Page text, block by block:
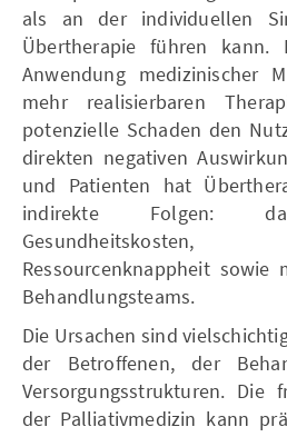
als an der individuellen
Übertherapie führen kann.
Anwendung medizinischer
mehr realisierbaren
potenzielle Schaden den
direkten negativen
und Patienten hat
indirekte Folgen:
Ressourcenknappheit sowie
Behandlungsteams.
Die Ursachen sind
der Betroffenen, der
Versorgungsstrukturen. Die
der Palliativmedizin kann